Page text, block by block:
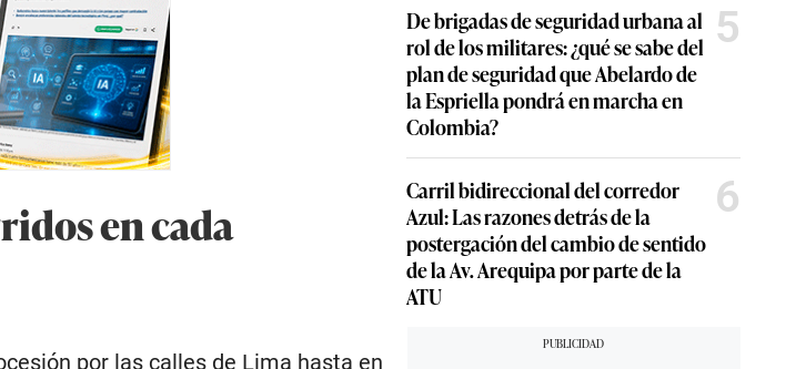
en cada
por las calles de Lima hasta en
De brigadas de seguridad urbana al
rol de los militares: ¿qué se sabe del
plan de seguridad que Abelardo de
la Espriella pondrá en marcha en
Colombia?
5
Carril bidireccional del corredor
Azul: Las razones detrás de la
postergación del cambio de sentido
de la Av. Arequipa por parte de la
ATU
6